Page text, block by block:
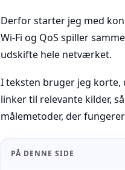
Derfor starter jeg med
Wi‑Fi og QoS spiller
udskifte hele netværket.
I teksten bruger jeg
linker til relevante kilder,
målemetoder, der
PÅ DENNE SIDE